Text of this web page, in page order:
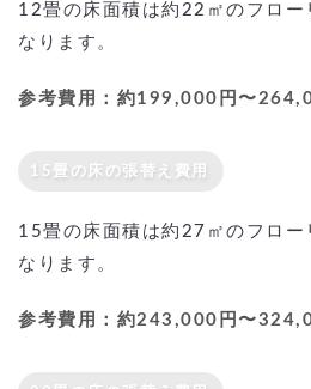
12畳の床面積は約22㎡のフロー
なります。
参考費用：約199,000円〜
15畳の床の張替え費用
15畳の床面積は約27㎡のフロー
なります。
参考費用：約243,000円〜